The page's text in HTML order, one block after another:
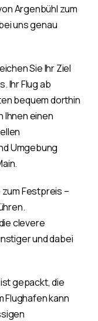
Argenbühl zum
uns genau
Sie Ihr Ziel
Ihr Flug ab
bequem dorthin
Ihnen einen
Umgebung
Festpreis –
clevere
und dabei
gepackt, die
Flughafen kann